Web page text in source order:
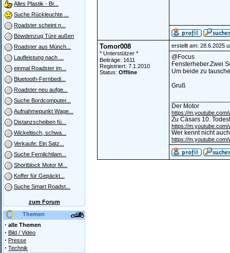
Alles Plastik - Br...
Suche Rückleuchte ...
Roadster scheint n...
Bowdenzug Türe außen
Roadster aus Münch...
Laufleistung nach ...
einmal Roadster im...
Bluetooth-Fernbedi...
Roadster neu aufge...
Suche Bordcomputer...
Aufnahmepunkt Wage...
Distanzscheiben fü...
Wickeltisch, schwa...
Verkaufe: Ein Satz...
Suche Fernlichtlam...
Shortblock Motor M...
Koffer für Gepäckt...
Suche Smart Roadst...
zum Forum
Themen
· alle Themen
· Bild / Video
· Presse
· Technik
Tomor008
* Unterstützer *
Beiträge: 1611
Registriert: 7.1.2010
Status: Offline
erstellt am: 28.6.2025
@Focus
Fensterheber.Zwei
Um beide zu
Gruß
Der Motor
https://
Zu Cäsars 10.
https://
Wer kennt nicht
https://